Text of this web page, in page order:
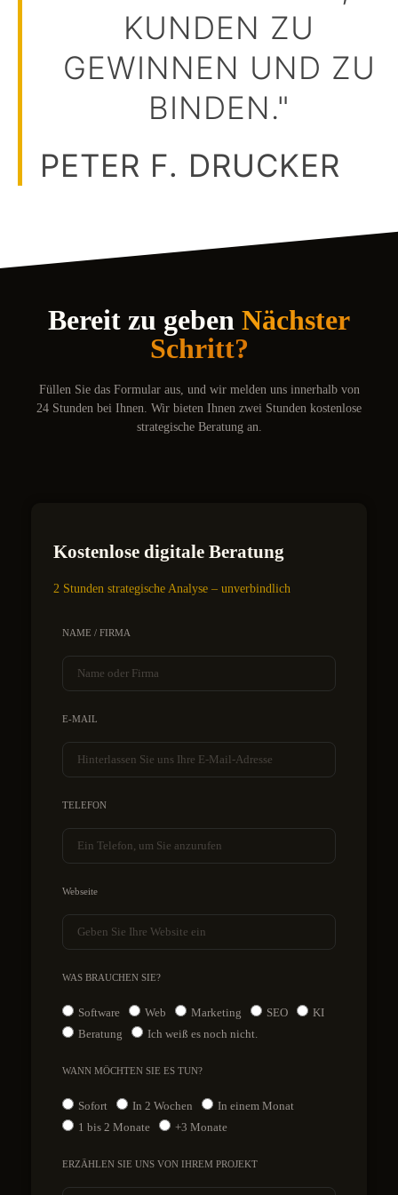
KUNDEN ZU
GEWINNEN UND ZU
BINDEN."
PETER F. DRUCKER
Bereit zu geben Nächster
Schritt?
Füllen Sie das Formular aus, und wir melden uns innerhalb von
24 Stunden bei Ihnen. Wir bieten Ihnen zwei Stunden kostenlose
strategische Beratung an.
Kostenlose digitale Beratung
2 Stunden strategische Analyse – unverbindlich
NAME / FIRMA
E-MAIL
TELEFON
Webseite
WAS BRAUCHEN SIE?
Software Web Marketing SEO
KI
Beratung
Ich weiß es noch nicht.
WANN MÖCHTEN SIE ES TUN?
Sofort In 2 Wochen
In einem Monat
1 bis 2 Monate
+3 Monate
ERZÄHLEN SIE UNS VON IHREM PROJEKT